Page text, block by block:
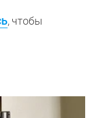
, чтобы